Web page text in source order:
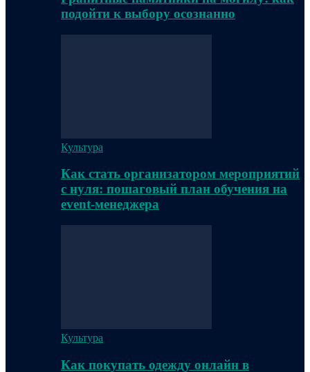
подойти к выбору осознанно
Культура
Как стать организатором мероприятий
с нуля: пошаговый план обучения на
event-менеджера
Культура
Как покупать одежду онлайн в